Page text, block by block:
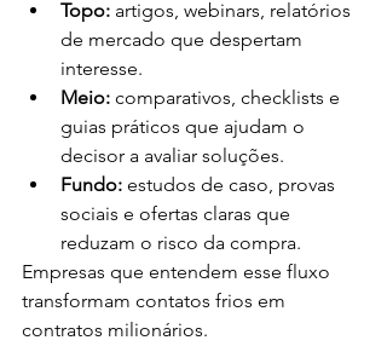
Topo: artigos, webinars, relatórios
de mercado que despertam
interesse.
Meio: comparativos, checklists e
guias práticos que ajudam o
decisor a avaliar soluções.
Fundo: estudos de caso, provas
sociais e ofertas claras que
reduzam o risco da compra.
Empresas que entendem esse fluxo
transformam contatos frios em
contratos milionários.